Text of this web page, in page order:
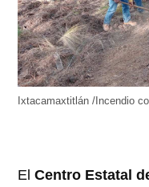
Ixtacamaxtitlán /Incendio
ElCentro Estatal